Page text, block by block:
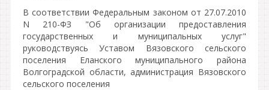
В соответствии Федеральным законом от 27.07.2010
N 210-ФЗ "Об организации предоставления
государственных и муниципальных услуг"
руководствуясь Уставом Вязовского сельского
поселения Еланского муниципального района
Волгоградской области, администрация Вязовского
сельского поселения